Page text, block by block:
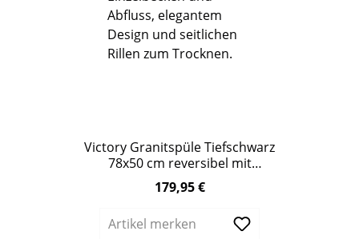
Victory Granitspüle Tiefschwarz
78x50 cm reversibel mit
Abtropffläche &
Excenterbedienung
Regulärer Preis:
179,95 €
Artikel merken